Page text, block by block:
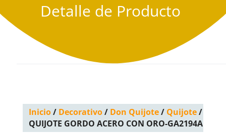
Detalle de Producto
Inicio/ Decorativo/ Don Quijote/ Quijote/
QUIJOTE GORDO ACERO CON ORO-GA2194A